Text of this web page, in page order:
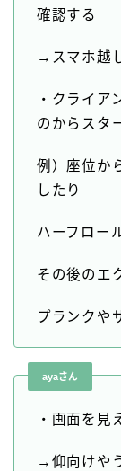
確認する
→スマホ越
・クライア
のからスタ
例）座位か
したり
ハーフロー
その後のエ
プランクや
ayaさん
・画面を見
→仰向けや